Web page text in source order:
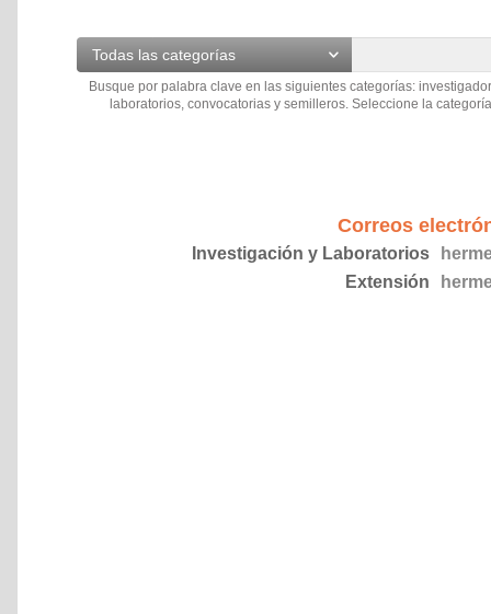
Todas las categorías
Busque por palabra clave en las siguientes categorías:
laboratorios, convocatorias y semilleros. Seleccione la
Correos
Investigación y Laboratorios
Extensión